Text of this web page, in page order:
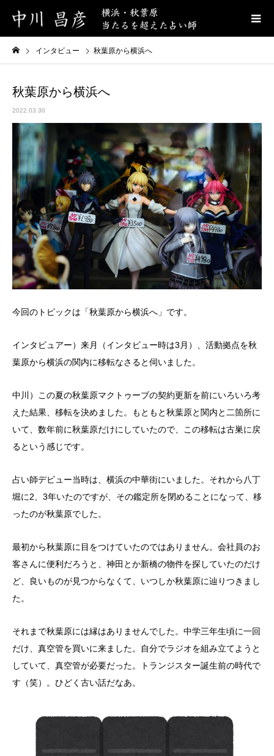
インタビュー 秋葉原から横浜へ
秋葉原から横浜へ
2022.03.30
今回のトピックは「秋葉原から横浜へ」です。
インタビュアー）来月（インタビュー時は3月）、活動拠点を秋
葉原から横浜の関内に移転なさると伺いました。
中川）この夏の秋葉原マクトゥーブの契約更新を前にいろいろ考
えた結果、移転を決めました。もともと秋葉原と関内と二箇所に
いて、数年前に秋葉原だけにしていたので、この移転は古巣に戻
るという感じです。
占い師デビュー当時は、横浜の中華街にいました。それから八丁
堀に2、3年いたのですが、その鑑定所を閉めることになって、移
ったのが秋葉原でした。
最初から秋葉原に目をつけていたのではありません。会社員のお
客さんに便利だろうと、神田とか新橋の物件を探していたのだけ
ど、良いものが見つからなくて、いつしか秋葉原に辿りつきまし
た。
それまで秋葉原には縁はありませんでした。中学三年生頃に一回
だけ、真空管を買いに来ました。自分でラジオを組み立てようと
していて、真空管が必要だった。トランジスター誕生前の時代で
す（笑）。ひどく古い話だなあ。